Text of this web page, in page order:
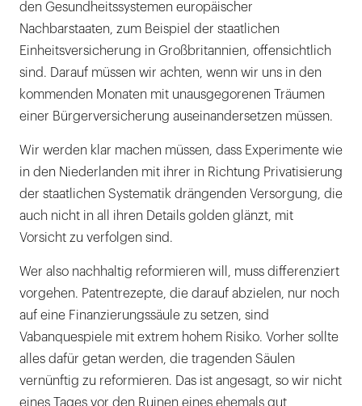
den Gesundheitssystemen europäischer
Nachbarstaaten, zum Beispiel der staatlichen
Einheitsversicherung in Großbritannien, offensichtlich
sind. Darauf müssen wir achten, wenn wir uns in den
kommenden Monaten mit unausgegorenen Träumen
einer Bürgerversicherung auseinandersetzen müssen.
Wir werden klar machen müssen, dass Experimente wie
in den Niederlanden mit ihrer in Richtung Privatisierung
der staatlichen Systematik drängenden Versorgung, die
auch nicht in all ihren Details golden glänzt, mit
Vorsicht zu verfolgen sind.
Wer also nachhaltig reformieren will, muss differenziert
vorgehen. Patentrezepte, die darauf abzielen, nur noch
auf eine Finanzierungssäule zu setzen, sind
Vabanquespiele mit extrem hohem Risiko. Vorher sollte
alles dafür getan werden, die tragenden Säulen
vernünftig zu reformieren. Das ist angesagt, so wir nicht
eines Tages vor den Ruinen eines ehemals gut